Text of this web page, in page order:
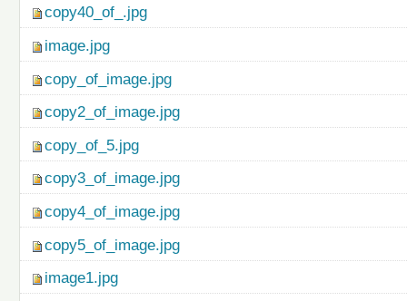
copy40_of_.jpg
image.jpg
copy_of_image.jpg
copy2_of_image.jpg
copy_of_5.jpg
copy3_of_image.jpg
copy4_of_image.jpg
copy5_of_image.jpg
image1.jpg